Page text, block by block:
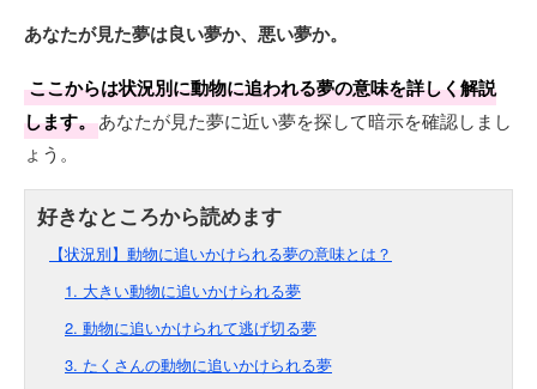
あなたが見た夢は良い夢か、悪い夢か。
ここからは状況別に動物に追われる夢の意味を詳しく解説
します。あなたが見た夢に近い夢を探して暗示を確認しまし
ょう。
【状況別】動物に追いかけられる夢の意味とは？
1. 大きい動物に追いかけられる夢
2. 動物に追いかけられて逃げ切る夢
3. たくさんの動物に追いかけられる夢